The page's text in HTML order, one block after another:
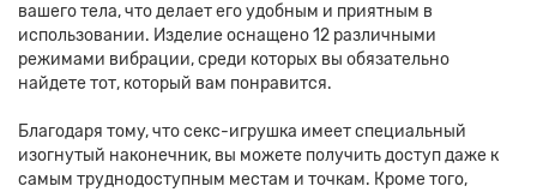
вашего тела, что делает его удобным и приятным в
использовании. Изделие оснащено 12 различными
режимами вибрации, среди которых вы обязательно
найдете тот, который вам понравится.
Благодаря тому, что секс-игрушка имеет специальный
изогнутый наконечник, вы можете получить доступ даже к
самым труднодоступным местам и точкам. Кроме того,